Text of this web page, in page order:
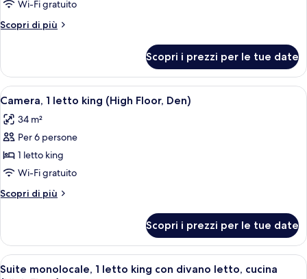
da
Floor)
Wi-Fi gratuito
Scopri di più
Altri
1
camera
da
(High
Floor)
Scopri i prezzi per le tue date
Apri
tutte
le
foto
per
Camera,
1
letto
(High
Floor,
Den)
Camera d'albergo con un letto
4
Camera, 1 letto king (High Floor, Den)
34 m²
Per 6 persone
1 letto king
Wi-Fi gratuito
Scopri di più
Altri
1
letto
king
Scopri i prezzi per le tue date
Apri
Una camera d'albergo con un letto,
6
Suite monolocale, 1 letto king con divano letto, cucina